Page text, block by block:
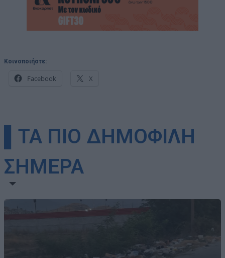
Κοινοποιήστε:
Facebook X
▌ΤΑ ΠΙΟ ΔΗΜΟΦΙΛΗ
ΣΗΜΕΡΑ